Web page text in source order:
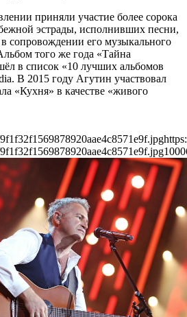
приняли участие более сорока
эстрады, исполнивших песни,
сопровождении его музыкального
того же года «Тайна
в список «10 лучших альбомов
В 2015 году Агутин участвовал
«Кухня» в качестве «живого
1000